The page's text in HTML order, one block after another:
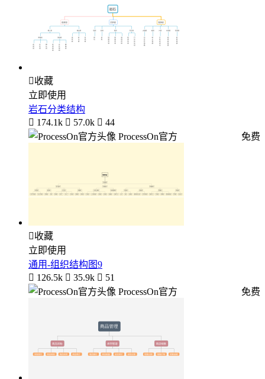
收藏
立即使用
岩石分类结构
 174.1k  57.0k  44
ProcessOn官方
免费
收藏
立即使用
通用-组织结构图9
 126.5k  35.9k  51
ProcessOn官方
免费